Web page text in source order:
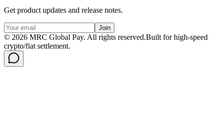
Get product updates and release notes.
Join
© 2026 MRC Global Pay. All rights reserved.Built for high-speed
crypto/fiat settlement.